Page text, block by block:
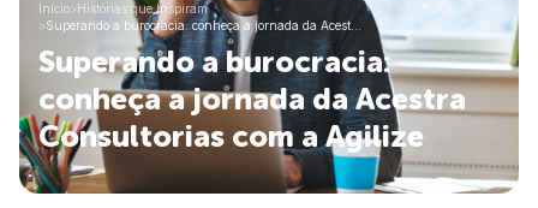
Início>Histórias que Inspiram
>Superando a burocracia: conheça a jornada da Acest…
Superando a burocracia:
conheça a jornada da Acestra
Consultorias com a Agilize